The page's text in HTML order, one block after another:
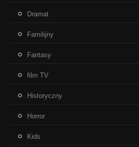
Dramat
Familijny
Fantasy
film TV
Historyczny
Horror
Kids